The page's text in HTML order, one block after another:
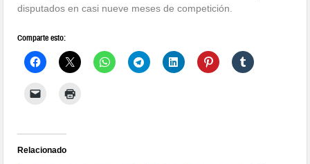
disputados en casi nueve meses de competición.
Comparte esto:
Relacionado